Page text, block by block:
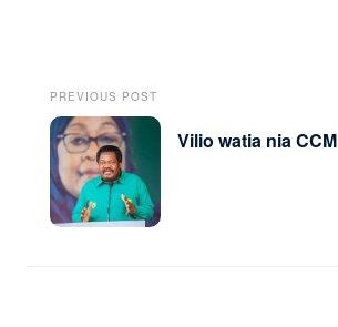
PREVIOUS POST
Vilio watia nia CCM